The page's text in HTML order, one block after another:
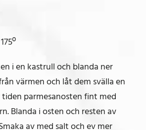
i en kastrull och blanda ner
värmen och låt dem svälla en
parmesanosten fint med
Blanda i osten och resten av
av med salt och ev mer